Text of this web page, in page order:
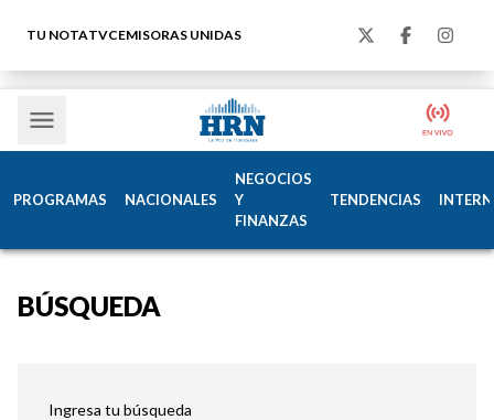
TU NOTATVCEMISORAS UNIDAS
PROGRAMAS NACIONALES
NEGOCIOS
Y
FINANZAS
TENDENCIAS
BÚSQUEDA
Ingresa tu búsqueda